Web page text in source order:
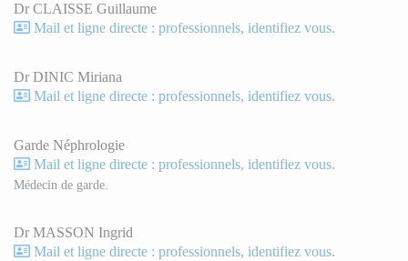
Dr CLAISSE Guillaume
Mail et ligne directe : professionnels, identifiez vous.
Dr DINIC Miriana
Mail et ligne directe : professionnels, identifiez vous.
Garde Néphrologie
Mail et ligne directe : professionnels, identifiez vous.
Médecin de garde.
Dr MASSON Ingrid
Mail et ligne directe : professionnels, identifiez vous.